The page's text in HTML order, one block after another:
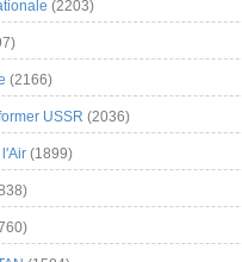
(2203)
(2166)
USSR (2036)
(1899)